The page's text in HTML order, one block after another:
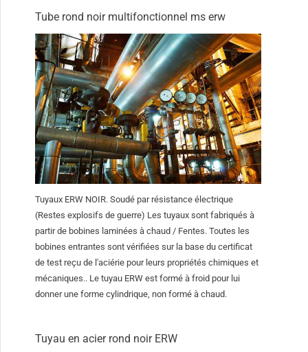
Tube rond noir multifonctionnel ms erw
Tuyaux ERW NOIR. Soudé par résistance électrique
(Restes explosifs de guerre) Les tuyaux sont fabriqués à
partir de bobines laminées à chaud / Fentes. Toutes les
bobines entrantes sont vérifiées sur la base du certificat
de test reçu de l'aciérie pour leurs propriétés chimiques et
mécaniques.. Le tuyau ERW est formé à froid pour lui
donner une forme cylindrique, non formé à chaud.
Tuyau en acier rond noir ERW